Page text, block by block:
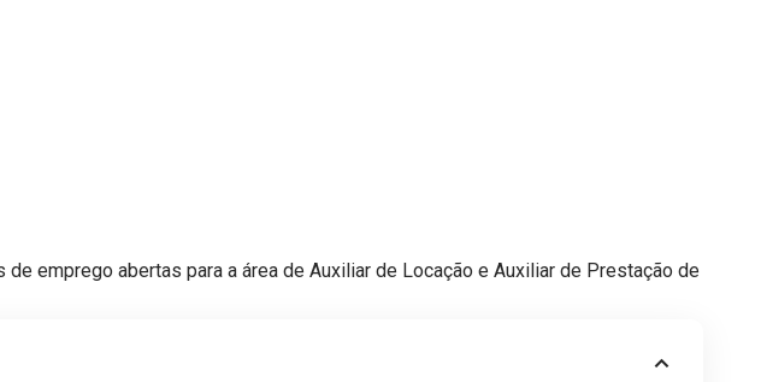
de emprego abertas para a área de Auxiliar de Locação e Auxiliar de Prestação de